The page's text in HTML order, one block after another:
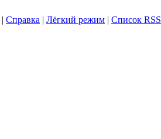
| Справка | Лёгкий режим | Список RSS